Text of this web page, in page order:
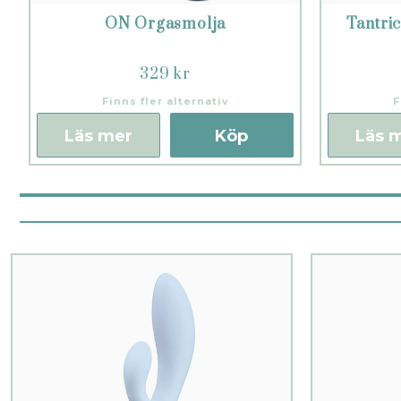
ON Orgasmolja
329 kr
Finns fler alternativ
Köp
Läs mer Läs